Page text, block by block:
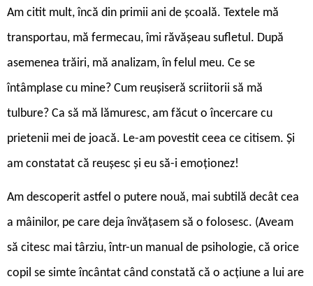
Am citit mult, încă din primii ani de școală. Textele mă
transportau, mă fermecau, îmi răvășeau sufletul. După
asemenea trăiri, mă analizam, în felul meu. Ce se
întâmplase cu mine? Cum reușiseră scriitorii să mă
tulbure? Ca să mă lămuresc, am făcut o încercare cu
prietenii mei de joacă. Le-am povestit ceea ce citisem. Și
am constatat că reușesc și eu să-i emoționez!
Am descoperit astfel o putere nouă, mai subtilă decât cea
a mâinilor, pe care deja învățasem să o folosesc. (Aveam
să citesc mai târziu, într-un manual de psihologie, că orice
copil se simte încântat când constată că o acțiune a lui are